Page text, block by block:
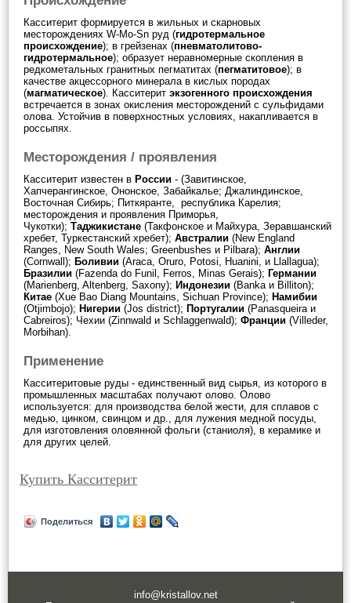
Касситерит формируется в жильных и скарновых
месторождениях W-Mo-Sn руд (гидротермальное
происхождение); в грейзенах (пневматолитово-
гидротермальное); образует неравномерные скопления в
редкометальных гранитных пегматитах (пегматитовое); в
качестве акцессорного минерала в кислых породах
(магматическое). Касситерит экзогенного происхождения
встречается в зонах окисления месторождений с сульфидами
олова. Устойчив в поверхностных условиях, накапливается в
россыпях.
Месторождения / проявления
Касситерит известен в России - (Завитинское,
Хапчерангинское, Ононское, Забайкалье; Джалиндинское,
Восточная Сибирь; Питкяранте, республика Карелия;
месторождения и проявления Приморья,
Чукотки); Таджикистане (Такфонское и Майхура, Зеравшанский
хребет, Туркестанский хребет); Австралии (New England
Ranges, New South Wales; Greenbushes и Pilbara); Англии
(Cornwall); Боливии (Araca, Oruro, Potosi, Huanini, и Llallagua);
Бразилии (Fazenda do Funil, Ferros, Minas Gerais); Германии
(Marienberg, Altenberg, Saxony); Индонезии (Banka и Billiton);
Китае (Xue Bao Diang Mountains, Sichuan Province); Намибии
(Otjimbojo); Нигерии (Jos district); Португалии (Panasqueira и
Cabreiros); Чехии (Zinnwald и Schlaggenwald); Франции (Villeder,
Morbihan).
Применение
Касситеритовые руды - единственный вид сырья, из которого в
промышленных масштабах получают олово. Олово
используется: для производства белой жести, для сплавов с
медью, цинком, свинцом и др., для лужения медной посуды,
для изготовления оловянной фольги (станиоля), в керамике и
для других целей.
Купить Касситерит
Поделиться
info@kristallov.net